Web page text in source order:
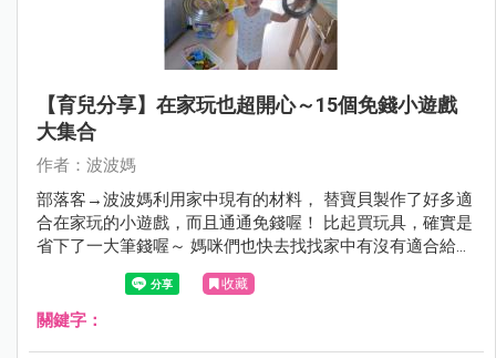
【育兒分享】在家玩也超開心～15個免錢小遊戲
大集合
作者：波波媽
部落客→波波媽利用家中現有的材料， 替寶貝製作了好多適
合在家玩的小遊戲，而且通通免錢喔！ 比起買玩具，確實是
省下了一大筆錢喔～ 媽咪們也快去找找家中有沒有適合給寶
貝玩樂的小道具吧！
收藏
關鍵字：